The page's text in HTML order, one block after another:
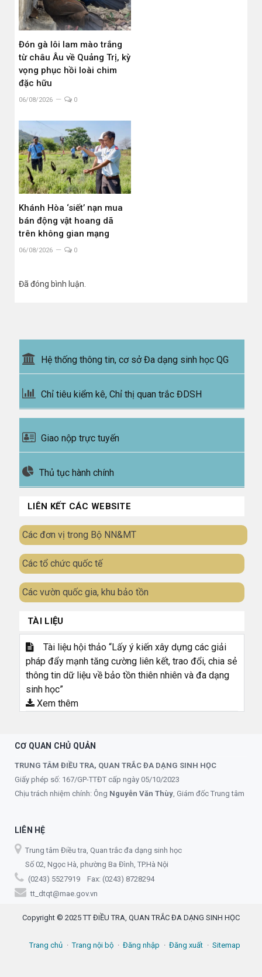
Đón gà lôi lam mào trắng
từ châu Âu về Quảng Trị, kỳ
vọng phục hồi loài chim
đặc hữu
06/08/2026 0
Khánh Hòa ‘siết’ nạn mua
bán động vật hoang dã
trên không gian mạng
06/08/2026 0
Đã đóng bình luận.
Hệ thống thông tin, cơ sở Đa dạng sinh học QG
Chỉ tiêu kiểm kê, Chỉ thị quan trắc ĐDSH
Giao nộp trực tuyến
Thủ tục hành chính
LIÊN KẾT CÁC WEBSITE
Các đơn vị trong Bộ NN&MT
Các tổ chức quốc tế
Các vườn quốc gia, khu bảo tồn
TÀI LIỆU
Tài liệu hội thảo “Lấy ý kiến xây dựng các giải
pháp đẩy mạnh tăng cường liên kết, trao đổi, chia sẻ
thông tin dữ liệu về bảo tồn thiên nhiên và đa dạng
sinh học”
Xem thêm
CƠ QUAN CHỦ QUẢN
TRUNG TÂM ĐIỀU TRA, QUAN TRẮC ĐA DẠNG SINH HỌC
Giấy phép số: 167/GP-TTĐT cấp ngày 05/10/2023
Chịu trách nhiệm chính: Ông Nguyễn Văn Thùy, Giám đốc Trung tâm
LIÊN HỆ
Trung tâm Điều tra, Quan trắc đa dạng sinh học
Số 02, Ngọc Hà, phường Ba Đình, TP.Hà Nội
(0243) 5527919 Fax: (0243) 8728294
tt_dtqt@mae.gov.vn
Copyright © 2025 TT ĐIỀU TRA, QUAN TRẮC ĐA DẠNG SINH HỌC
Trang chủ Trang nội bộ Đăng nhập Đăng xuất Sitemap